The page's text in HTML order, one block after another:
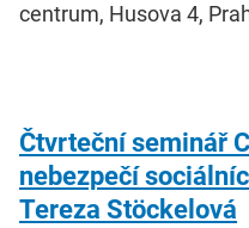
centrum, Husova 4,
Čtvrteční seminář
nebezpečí
Tereza Stöckelová